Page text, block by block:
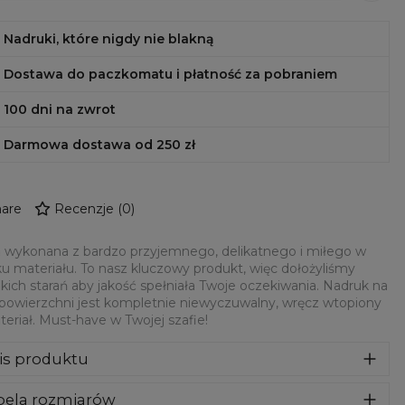
Nadruki, które nigdy nie blakną
Dostawa do paczkomatu i płatność za pobraniem
100 dni na zwrot
Darmowa dostawa od 250 zł
Recenzje (0)
wykonana z bardzo przyjemnego, delikatnego i miłego w
materiału. To nasz kluczowy produkt, więc dołożyliśmy
starań aby jakość spełniała Twoje oczekiwania. Nadruk na
powierzchni jest kompletnie niewyczuwalny, wręcz wtopiony
Must-have w Twojej szafie!
produktu
rozmiarów